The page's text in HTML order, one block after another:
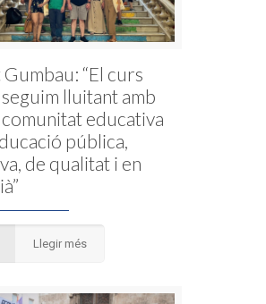
“El curs
lluitant amb
educativa
pública,
de qualitat i en
Llegir més